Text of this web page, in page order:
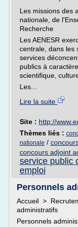
Les missions des
nationale, de
Recherche
Les AENESR
centrale, dans les
services
publics à
scientifique,
Les...
Lire la suite
Site : http://
Thèmes liés :
nationale /
concours adjoint
service public
emploi
Personnels
Accueil >
administratifs
Personnels